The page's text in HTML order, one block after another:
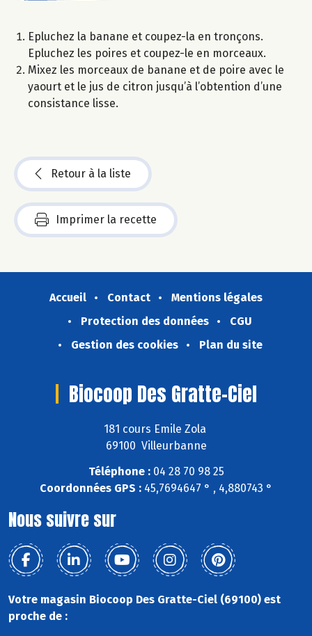
Epluchez la banane et coupez-la en tronçons.
Epluchez les poires et coupez-le en morceaux.
Mixez les morceaux de banane et de poire avec le
yaourt et le jus de citron jusqu’à l’obtention d’une
consistance lisse.
Retour à la liste
Imprimer la recette
Accueil Contact
Mentions légales
Protection des données
CGU
Gestion des cookies
Plan du site
Biocoop Des Gratte-Ciel
181 cours Emile Zola
69100 Villeurbanne
Téléphone :04 28 70 98 25
Coordonnées GPS : 45,7694647 ° , 4,880743 °
Nous suivre sur
Votre magasin Biocoop Des Gratte-Ciel (69100) est
proche de :